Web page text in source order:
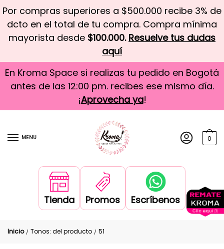
Por compras superiores a $500.000 recibe 3% de
dcto en el total de tu compra. Compra mínima
mayorista desde $100.000. Resuelve tus dudas
aquí
En Kroma Space si realizas tu pedido en Bogotá
antes de las 12:00 pm. recibes ese mismo día.
¡Aprovecha ya!
MENU 0
Tienda Promos Escríbenos
Inicio / Tonos: del producto / 51